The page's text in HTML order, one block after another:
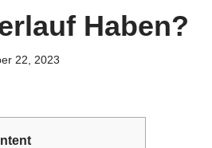
Haben?
22, 2023